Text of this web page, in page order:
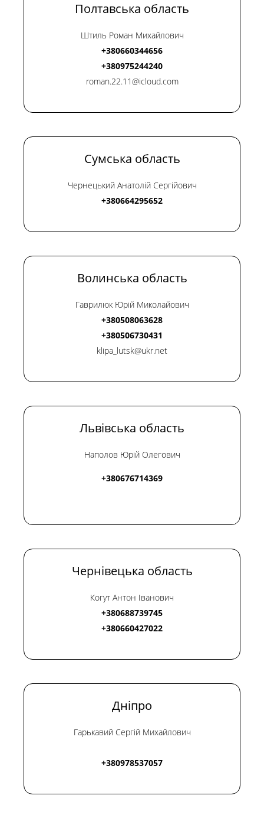
Полтавська область
Штиль Роман Михайлович
+380660344656
+380975244240
roman.22.11@icloud.com
Сумська область
Чернецький Анатолій Сергійович
+380664295652
Волинська область
Гаврилюк Юрій Миколайович
+380508063628
+380506730431
klipa_lutsk@ukr.net
Львівська область
Наполов Юрій Олегович
+380676714369
Чернівецька область
Когут Антон Іванович
+380688739745
+380660427022
Дніпро
Гарькавий Сергій Михайлович
+380978537057